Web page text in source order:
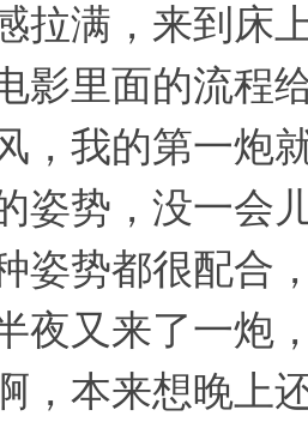
拉满，来到床
影里面的流程
，我的第一炮
姿势，没一会
姿势都很配合
夜又来了一炮
，本来想晚上